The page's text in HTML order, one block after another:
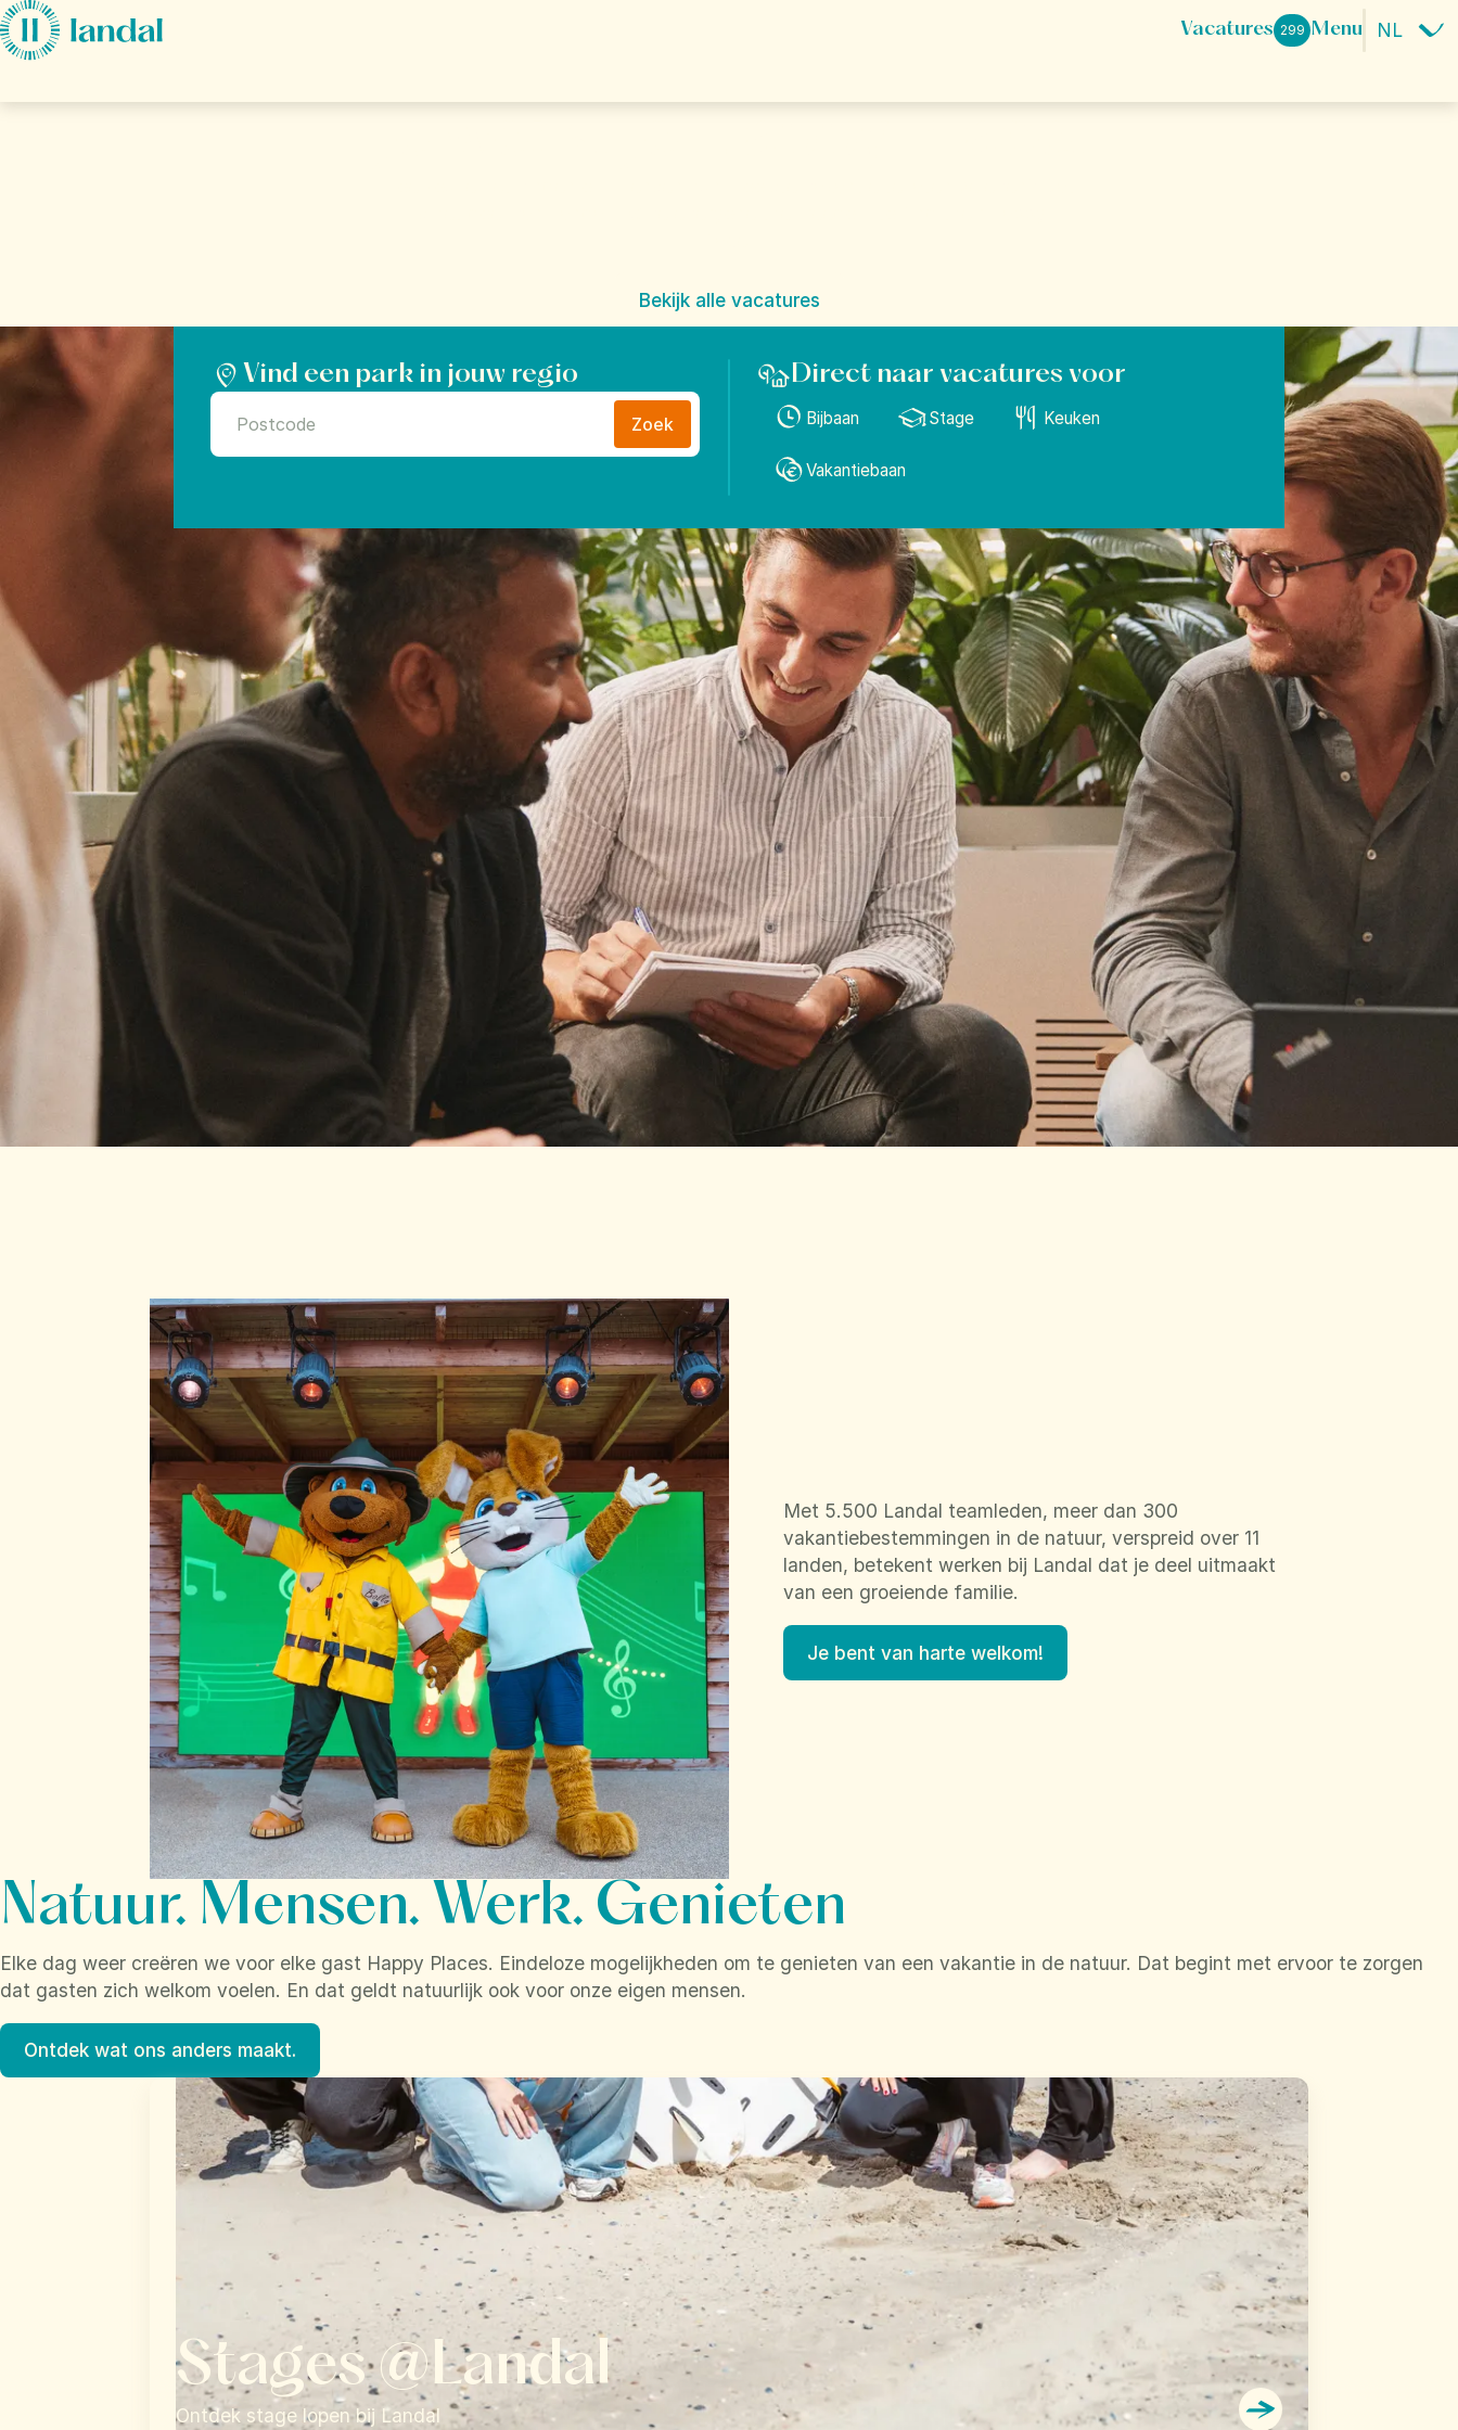
Vacatures 299 Menu
Bekijk alle vacatures
Vind een park in jouw regio
Zoek
Direct naar vacatures voor
Bijbaan Stage Keuken
Vakantiebaan
Met 5.500 Landal teamleden, meer dan 300
vakantiebestemmingen in de natuur, verspreid over 11
landen, betekent werken bij Landal dat je deel uitmaakt
van een groeiende familie.
Je bent van harte welkom!
Natuur. Mensen. Werk. Genieten
Elke dag weer creëren we voor elke gast Happy Places. Eindeloze mogelijkheden om te genieten van een vakantie in de natuur. Dat begint met ervoor te zorgen
dat gasten zich welkom voelen. En dat geldt natuurlijk ook voor onze eigen mensen.
Ontdek wat ons anders maakt.
Stages @Landal
Ontdek stage lopen bij Landal